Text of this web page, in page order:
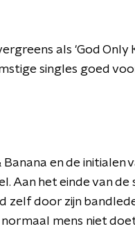
als 'God Only
singles goed
Banana en de
Aan het einde van
zelf door zijn
mens niet